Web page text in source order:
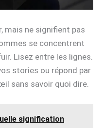
mais ne signifient pas
se concentrent
Lisez entre les lignes.
stories ou répond par
sans savoir quoi dire.
signification